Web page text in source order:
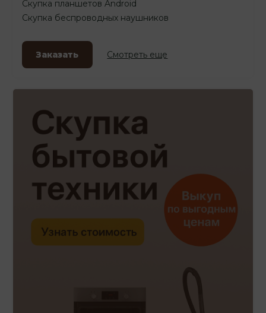
Скупка планшетов Android
Скупка беспроводных наушников
Заказать Смотреть еще